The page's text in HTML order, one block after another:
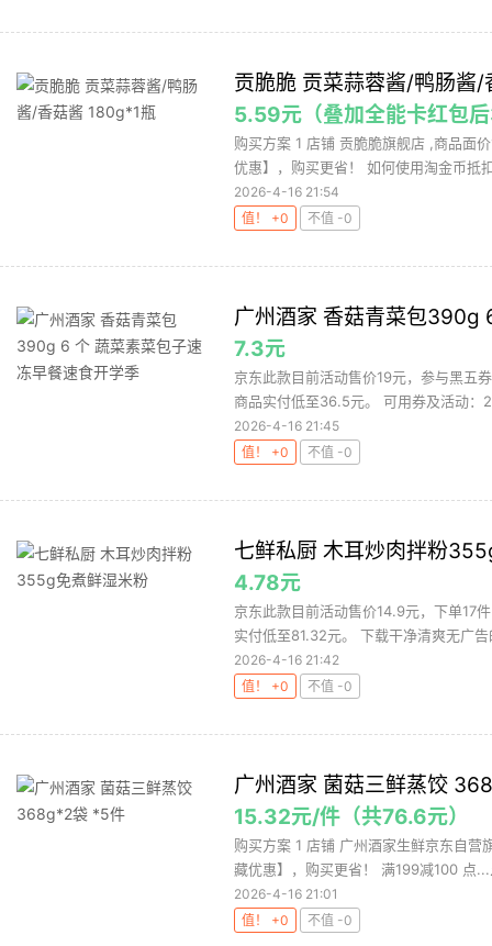
贡脆脆 贡菜蒜蓉酱/鸭肠酱
5.59元（叠加全能卡红包
购买方案 1 店铺 贡脆脆旗舰店 ,商品面
优惠】，购买更省！ 如何使用淘金币抵
2026-4-16 21:54
值！ +0
不值 -0
广州酒家 香菇青菜包390g
7.3元
京东此款目前活动售价19元，参与黑五
商品实付低至36.5元。 可用券及活动
2026-4-16 21:45
值！ +0
不值 -0
七鲜私厨 木耳炒肉拌粉
4.78元
京东此款目前活动售价14.9元，下单17
实付低至81.32元。 下载干净清爽无广
2026-4-16 21:42
值！ +0
不值 -0
广州酒家 菌菇三鲜蒸饺
15.32元/件（共76.6元）
购买方案 1 店铺 广州酒家生鲜京东自
藏优惠】，购买更省！ 满199减100 点...
2026-4-16 21:01
值！ +0
不值 -0